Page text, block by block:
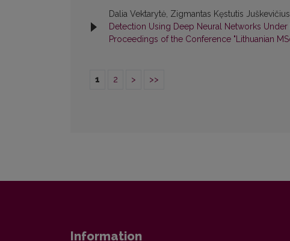
Dalia Vektarytė, Zigmantas Kęstutis
Detection Using Deep Neural Networks
Proceedings of the Conference "Lithuanian
1 2 > >>
Information